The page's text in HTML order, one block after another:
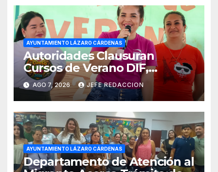
AYUNTAMIENTO LÁZARO CÁRDENAS
Autoridades Clausuran
Cursos de Verano DIF,
Seguridad Pública y Casa de
Cultura 2026
AGO 7, 2026 JEFE REDACCION
AYUNTAMIENTO LÁZARO CÁRDENAS
Departamento de Atención al